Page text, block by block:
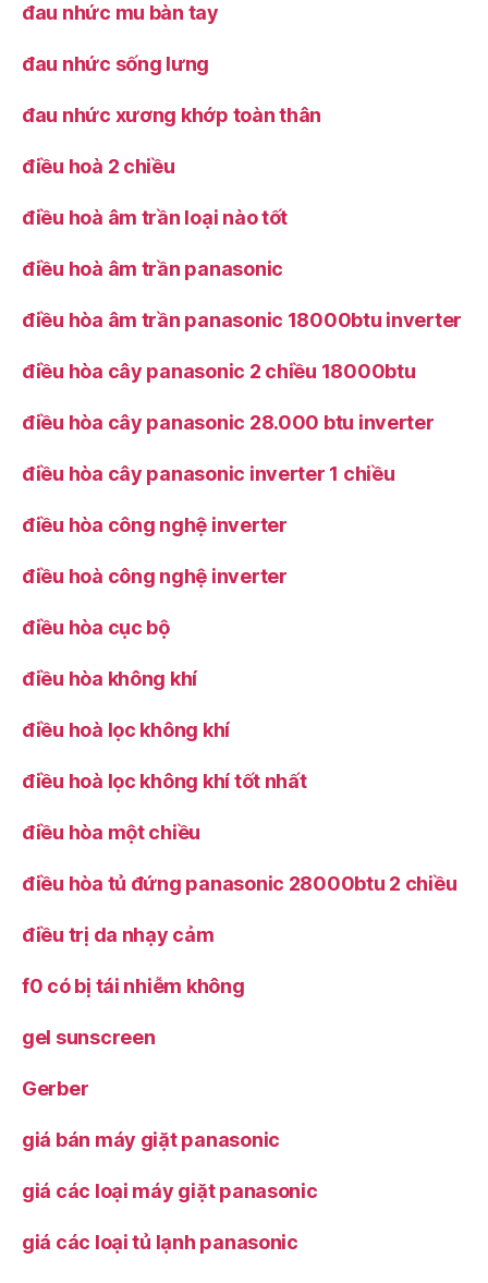
đau nhức mu bàn tay
đau nhức sống lưng
đau nhức xương khớp toàn thân
điều hoà 2 chiều
điều hoà âm trần loại nào tốt
điều hoà âm trần panasonic
điều hòa âm trần panasonic 18000btu inverter
điều hòa cây panasonic 2 chiều 18000btu
điều hòa cây panasonic 28.000 btu inverter
điều hòa cây panasonic inverter 1 chiều
điều hòa công nghệ inverter
điều hoà công nghệ inverter
điều hòa cục bộ
điều hòa không khí
điều hoà lọc không khí
điều hoà lọc không khí tốt nhất
điều hòa một chiều
điều hòa tủ đứng panasonic 28000btu 2 chiều
điều trị da nhạy cảm
f0 có bị tái nhiễm không
gel sunscreen
Gerber
giá bán máy giặt panasonic
giá các loại máy giặt panasonic
giá các loại tủ lạnh panasonic